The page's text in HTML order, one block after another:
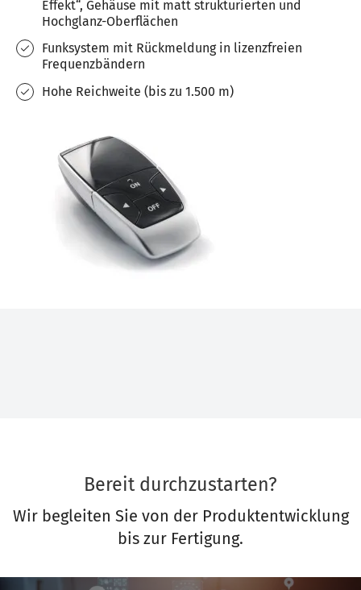
Effekt“, Gehäuse mit matt strukturierten und
Hochglanz-Oberflächen
Funksystem mit Rückmeldung in lizenzfreien
Frequenzbändern
Hohe Reichweite (bis zu 1.500 m)
Bereit durchzustarten?
Wir begleiten Sie von der Produktentwicklung
bis zur Fertigung.